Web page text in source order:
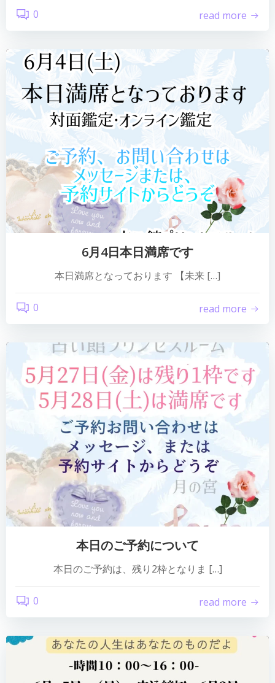
0 read more
6月4日本日満席です
本日満席となっております 【未来 […]
0 read more
本日のご予約について
本日のご予約は、残り2枠となりま […]
0 read more